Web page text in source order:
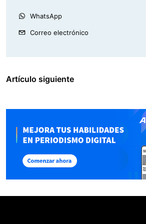
WhatsApp
Correo electrónico
Artículo siguiente